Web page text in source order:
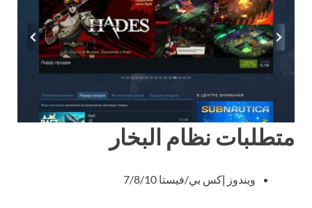
متطلبات نظام البخار
ويندوز إكس بي/فيستا 7/8/10